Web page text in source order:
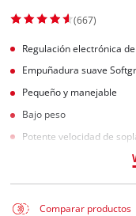
(667)
Regulación electrónica
Empuñadura suave
Pequeño y manejable
Bajo peso
Potente velocidad de
Comparar productos